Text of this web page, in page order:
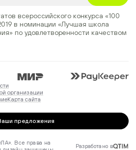
всероссийского конкурса «100
в номинации «Лучшая школа
по удовлетворенности качеством
организации
Карта сайта
предложения
Все права на
Разработано в